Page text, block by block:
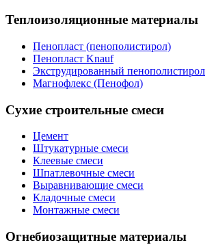
Теплоизоляционные материалы
Пенопласт (пенополистирол)
Пенопласт Knauf
Экструдированный пенополистирол
Магнофлекс (Пенофол)
Сухие строительные смеси
Цемент
Штукатурные смеси
Клеевые смеси
Шпатлевочные смеси
Выравнивающие смеси
Кладочные смеси
Монтажные смеси
Огнебиозащитные материалы